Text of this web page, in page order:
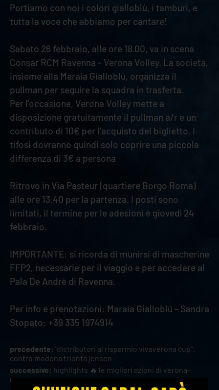
Portiamo con noi i colori gialloblù, i tamburi, e
tutta la voce che abbiamo per cantare!
Sabato 26 febbraio, alle ore 18.00, va in scena
Consar RCM Ravenna - Verona Volley. La società,
insieme alla Maraia Gialloblù, organizza il
pullman per seguire la squadra in trasferta.
Per l'occasione, Verona Volley mette a
disposizione gratuitamente il pullman a/r e un
contributo di 10€ per l'acquisto del biglietto. I
tifosi dovranno quindi solo coprire una piccola
differenza di 3€ a persona
Ritrovo in Via Pasteur (quartiere Borgo Roma)
alle ore 13.40 per la partenza. I posti sono
limitati, il termine per le adesioni è giovedì 24
febbraio.
IMPORTANTE: si ricorda di munirsi di mascherine
FFP2, necessarie per il viaggio e per accedere al
Pala De Andrè di Ravenna.
Per info e prenotazioni: Maraia Gialloblù - Sandra
Stopato: +39 335 1974914
precedente: "distributori al risparmio vivaverona cup":
contro modena trionfa jensen
successivo: highlights 🔥 le migliori azioni di verona-
modena 1-3